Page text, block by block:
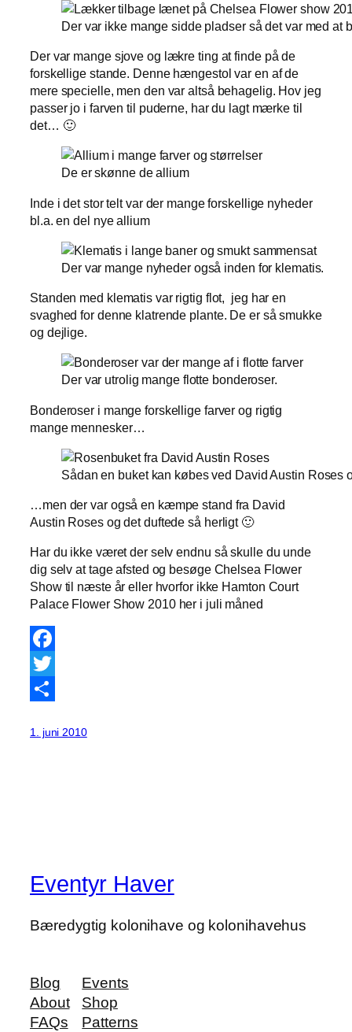
Der var ikke mange sidde pladser så det var med at
Der var mange sjove og lækre ting at finde på de
forskellige stande. Denne hængestol var en af de
mere specielle, men den var altså behagelig. Hov jeg
passer jo i farven til puderne, har du lagt mærke til
det… 🙂
De er skønne de allium
Inde i det stor telt var der mange forskellige nyheder
bl.a. en del nye allium
Der var mange nyheder også inden for klematis.
Standen med klematis var rigtig flot, jeg har en
svaghed for denne klatrende plante. De er så smukke
og dejlige.
Der var utrolig mange flotte bonderoser.
Bonderoser i mange forskellige farver og rigtig
mange mennesker…
Sådan en buket kan købes ved David Austin Roses
…men der var også en kæmpe stand fra David
Austin Roses og det duftede så herligt 🙂
Har du ikke været der selv endnu så skulle du unde
dig selv at tage afsted og besøge Chelsea Flower
Show til næste år eller hvorfor ikke Hamton Court
Palace Flower Show 2010 her i juli måned
Facebook
Twitter
1. juni 2010
Eventyr Haver
Bæredygtig kolonihave og kolonihavehus
Blog
About
FAQs
Events
Shop
Patterns